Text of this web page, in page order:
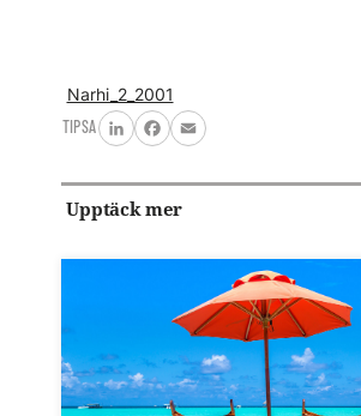
Narhi_2_2001
TIPSA
LinkedInFacebook
Email
Upptäck mer